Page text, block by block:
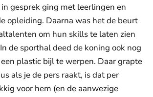
gesprek ging met leerlingen en
opleiding. Daarna was het de beurt
om hun skills te laten zien
de sporthal deed de koning ook nog
plastic bijl te werpen. Daar grapte
als je de pers raakt, is dat per
voor hem (en de aanwezige